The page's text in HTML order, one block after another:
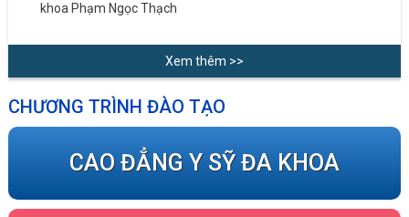
khoa Phạm Ngọc Thạch
Xem thêm >>
CHƯƠNG TRÌNH ĐÀO TẠO
CAO ĐẲNG Y SỸ ĐA KHOA